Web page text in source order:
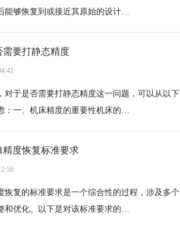
能够恢复到或接近其原始的设计…
需要打静态精度
对于是否需要打静态精度这一问题，可以从以下
：一、机床精度的重要性机床的…
精度恢复标准要求
恢复的标准要求是一个综合性的过程，涉及多个
和优化。以下是对该标准要求的…